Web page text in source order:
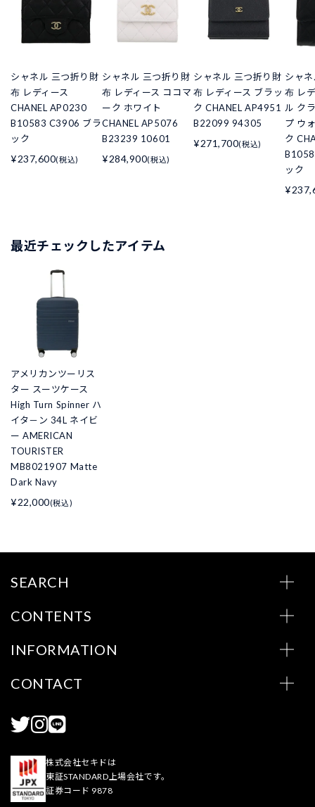
シャネル 三つ折り財
布 レディース
CHANEL AP0230
B10583 C3906 ブラ
ック
¥237,600(税込)
シャネル 三つ折り財
布 レディース ココマ
ーク ホワイト
CHANEL AP5076
B23239 10601
¥284,900(税込)
シャネル 三つ折り財
布 レディース ブラッ
ク CHANEL AP4951
B22099 94305
¥271,700(税込)
シャ
布 レ
ル ク
プ ウ
ク
ック
最近チェックしたアイテム
アメリカンツーリス
ター スーツケース
High Turn Spinner ハ
イタ－ン 34L ネイビ
ー AMERICAN
TOURISTER
MB8021907 Matte
Dark Navy
¥22,000(税込)
SEARCH
CONTENTS
INFORMATION
CONTACT
株式会社セキドは
東証STANDARD上場会社です。
証券コード 9878